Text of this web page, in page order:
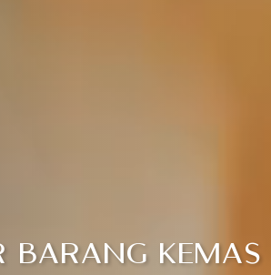
Barang Kemas